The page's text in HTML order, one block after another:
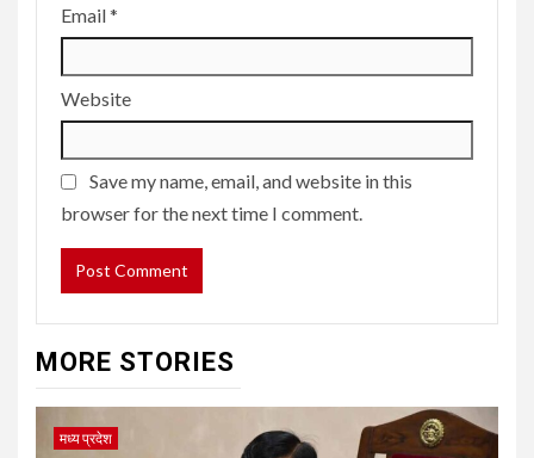
Email*
Website
Save my name, email, and website in this
browser for the next time I comment.
MORE STORIES
मध्य प्रदेश